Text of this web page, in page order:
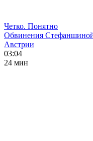
Четко. Понятно
Обвинения
Австрии
03:04
24 мин